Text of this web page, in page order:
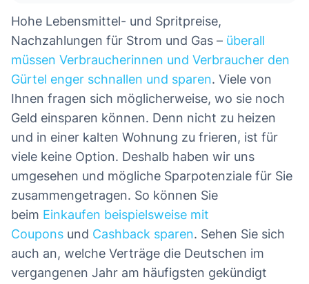
Hohe Lebensmittel- und Spritpreise,
Nachzahlungen für Strom und Gas – überall
müssen Verbraucherinnen und Verbraucher den
Gürtel enger schnallen und sparen. Viele von
Ihnen fragen sich möglicherweise, wo sie noch
Geld einsparen können. Denn nicht zu heizen
und in einer kalten Wohnung zu frieren, ist für
viele keine Option. Deshalb haben wir uns
umgesehen und mögliche Sparpotenziale für Sie
zusammengetragen. So können Sie
beim Einkaufen beispielsweise mit
Coupons und Cashback sparen. Sehen Sie sich
auch an, welche Verträge die Deutschen im
vergangenen Jahr am häufigsten gekündigt